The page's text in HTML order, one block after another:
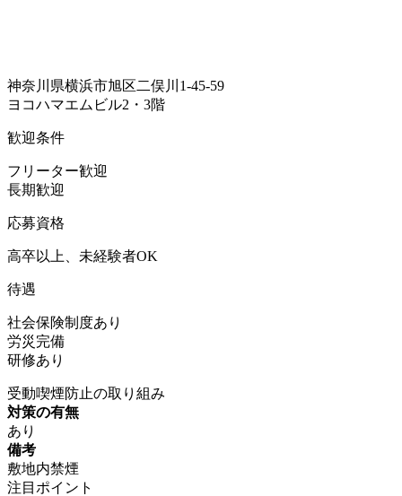
神奈川県横浜市旭区二俣川1-45-59
ヨコハマエムビル2・3階
歓迎条件
フリーター歓迎
長期歓迎
応募資格
高卒以上、未経験者OK
待遇
社会保険制度あり
労災完備
研修あり
受動喫煙防止の取り組み
対策の有無
あり
備考
敷地内禁煙
注目ポイント